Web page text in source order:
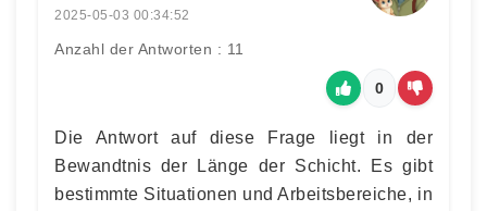
2025-05-03 00:34:52
Anzahl der Antworten : 11
0
Die Antwort auf diese Frage liegt in der
Bewandtnis der Länge der Schicht. Es gibt
bestimmte Situationen und Arbeitsbereiche, in